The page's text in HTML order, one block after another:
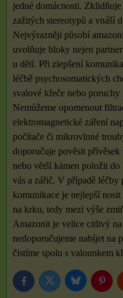
jedné domácnosti.
zažitých stereotypů a vnáší
Nejvýrazněji působí
uvolňuje bloky nejen
u dětí. Při zlepšení
léčbě psychosomatických
svalové křeče nebo poruchy
Nemůžeme opomenout
elektromagnetické záření
počítače či mikrovlnné
doporučuje pověsit
nebo větší kámen položit
vás a zářič. V případě léčby
komunikace je nejlepší
na krku, tedy mezi výše
Amazonit je velice citlivý
nedoporučujeme nabíjet na
čistíme spolu s valounkem
FacebookTwitter Bluesky